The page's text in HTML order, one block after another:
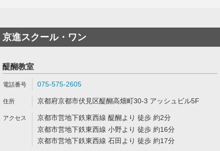
京進スクール・ワン
醍醐教室
075-575-2605
京都府京都市伏見区醍醐高畑町30-3 アッシュビル5F
京都市営地下鉄東西線 醍醐より 徒歩 約2分
京都市営地下鉄東西線 小野より 徒歩 約16分
京都市営地下鉄東西線 石田より 徒歩 約17分